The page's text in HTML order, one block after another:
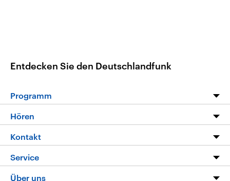
Entdecken Sie den Deutschlandfunk
Programm
Programm
Die Nachrichten
Nachrichtenleicht
Neue Beiträge auf dlf.de
Hören
Livestream
Podcasts
Kontakt
Hörerservice
Service
FAQ
Über uns